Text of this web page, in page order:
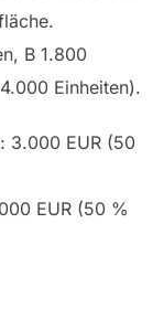
B 1.800
Einheiten).
3.000 EUR (50
EUR (50 %